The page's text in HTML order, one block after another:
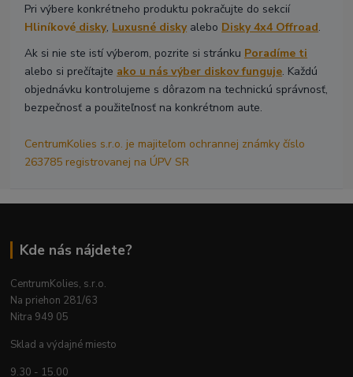
Pri výbere konkrétneho produktu pokračujte do sekcií
Hliníkové disky, Luxusné diskyalebo Disky 4x4 Offroad.
Ak si nie ste istí výberom, pozrite si stránku Poradíme ti
alebo si prečítajte ako u nás výber diskov funguje. Každú
objednávku kontrolujeme s dôrazom na technickú správnosť,
bezpečnosť a použiteľnosť na konkrétnom aute.
CentrumKolies s.r.o. je majiteľom ochrannej známky číslo
263785 registrovanej na ÚPV SR
Kde nás nájdete?
CentrumKolies, s.r.o.
Na priehon 281/63
Nitra 949 05
Sklad a výdajné miesto
9.30 - 15.00